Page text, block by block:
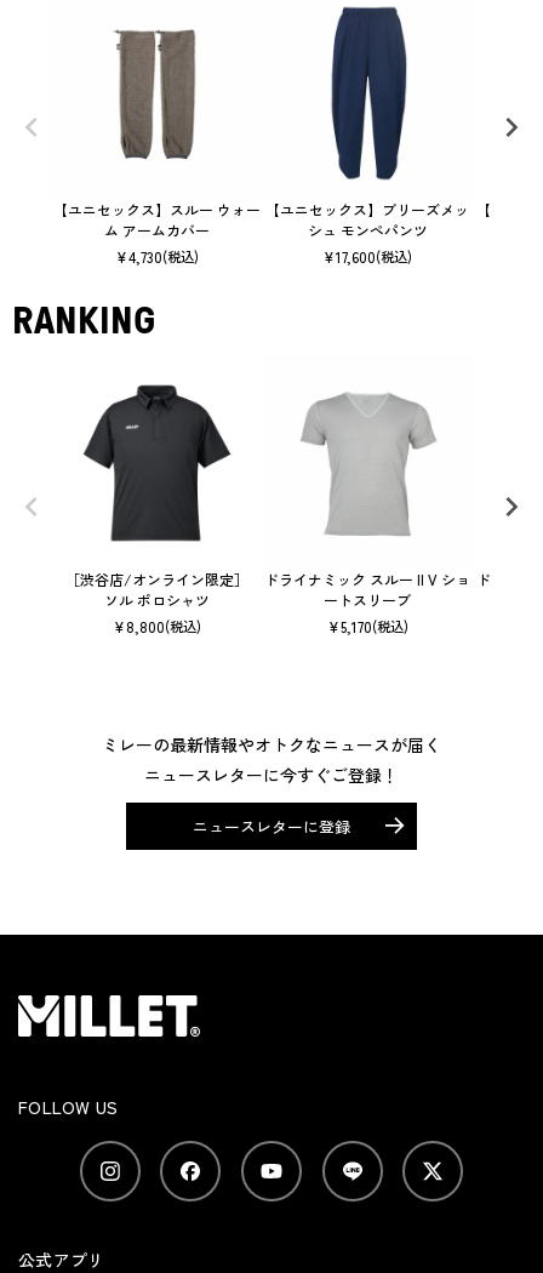
【ユニセックス】スルー ウォー
ム アームカバー
¥4,730(税込)
【ユニセックス】ブリーズメッ
シュ モンペパンツ
¥17,600(税込)
【ユニ
RANKING
［渋谷店/オンライン限定］
ソル ポロシャツ
¥8,800(税込)
ドライナミック スルー II V ショ
ートスリーブ
¥5,170(税込)
ドライナ
ミレーの最新情報やオトクなニュースが届く
ニュースレターに今すぐご登録！
ニュースレターに登録
FOLLOW US
公式アプリ